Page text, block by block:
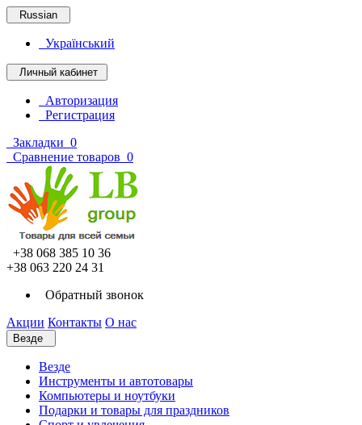
Russian
Український
Личный кабинет
Авторизация
Регистрация
Закладки 0
Сравнение товаров 0
+38 068 385 10 36
+38 063 220 24 31
Обратный звонок
Акции Контакты О нас
Везде
Везде
Инструменты и автотовары
Компьютеры и ноутбуки
Подарки и товары для праздников